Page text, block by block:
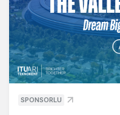
SPONSORLU